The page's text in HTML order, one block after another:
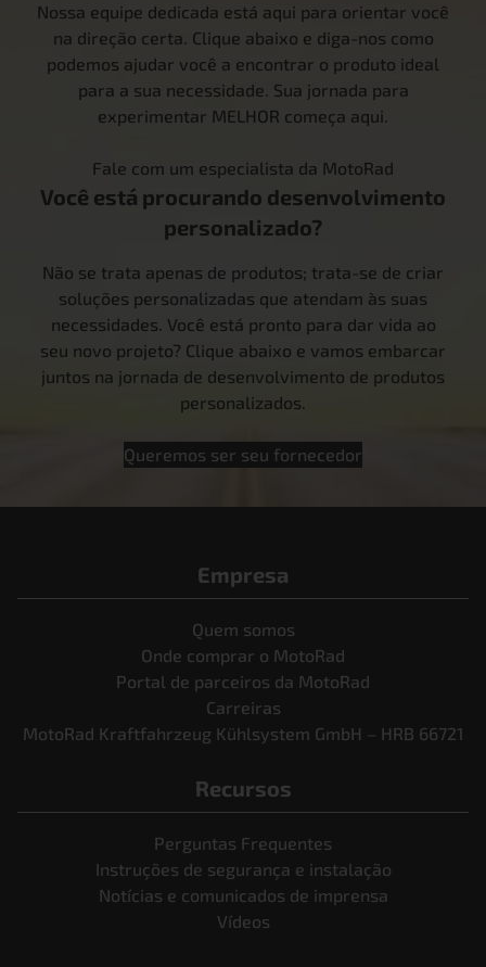
Nossa equipe dedicada está aqui para orientar você
na direção certa. Clique abaixo e diga-nos como
podemos ajudar você a encontrar o produto ideal
para a sua necessidade. Sua jornada para
experimentar MELHOR começa aqui.
Fale com um especialista da MotoRad
Você está procurando desenvolvimento
personalizado?
Não se trata apenas de produtos; trata-se de criar
soluções personalizadas que atendam às suas
necessidades. Você está pronto para dar vida ao
seu novo projeto? Clique abaixo e vamos embarcar
juntos na jornada de desenvolvimento de produtos
personalizados.
Queremos ser seu fornecedor
Empresa
Quem somos
Onde comprar o MotoRad
Portal de parceiros da MotoRad
Carreiras
MotoRad Kraftfahrzeug Kühlsystem GmbH – HRB 66721
Recursos
Perguntas Frequentes
Instruções de segurança e instalação
Notícias e comunicados de imprensa
Vídeos